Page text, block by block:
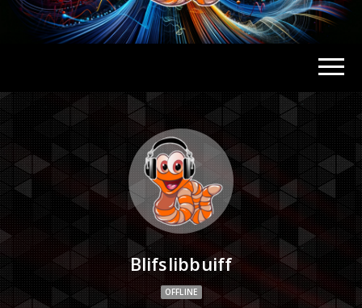
Radio
Blifslibbuiff
OFFLINE